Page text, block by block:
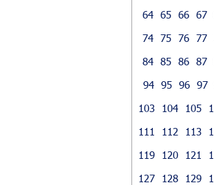
64 65 66 67
74 75 76 77
84 85 86 87
94 95 96 97
103
104 105
111
112 113
119
120 121
127
128 129